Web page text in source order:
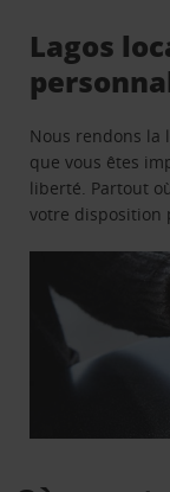
Lagos
Nous rendons la
que vous êtes
liberté. Partout
votre disposition